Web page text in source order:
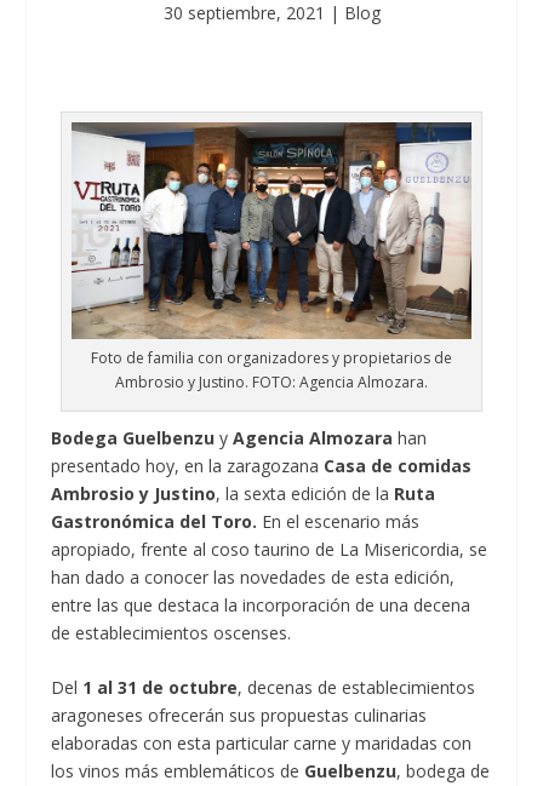
30 septiembre, 2021 | Blog
Foto de familia con organizadores y propietarios de
Ambrosio y Justino. FOTO: Agencia Almozara.
Bodega Guelbenzu yAgencia Almozara han
presentado hoy, en la zaragozana Casa de comidas
Ambrosio y Justino, la sexta edición de la Ruta
Gastronómica del Toro. En el escenario más
apropiado, frente al coso taurino de La Misericordia, se
han dado a conocer las novedades de esta edición,
entre las que destaca la incorporación de una decena
de establecimientos oscenses.
Del 1 al 31 de octubre, decenas de establecimientos
aragoneses ofrecerán sus propuestas culinarias
elaboradas con esta particular carne y maridadas con
los vinos más emblemáticos de Guelbenzu, bodega de